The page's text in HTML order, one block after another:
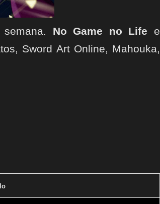
No Game no Life e
Sword Art Online, Mahouka,